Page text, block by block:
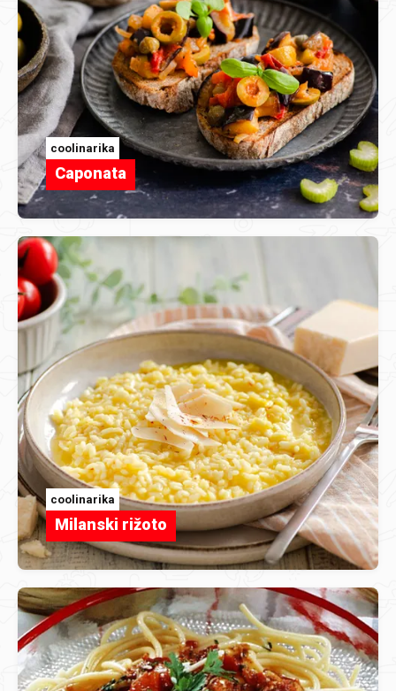
coolinarika
Caponata
coolinarika
Milanski rižoto